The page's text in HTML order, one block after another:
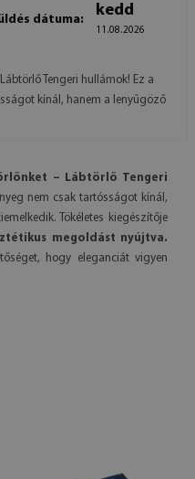
dátuma:
kedd
11.08.2026
Tengeri hullámok! Ez a
kínál, hanem a lenyűgöző
– Lábtörlő Tengeri
nem csak tartósságot kínál,
Tökéletes kiegészítője
megoldást nyújtva.
hogy eleganciát vigyen